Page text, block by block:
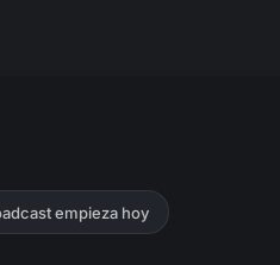
empieza hoy